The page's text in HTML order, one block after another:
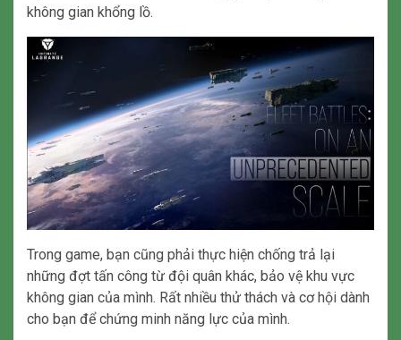
không gian khổng lồ.
Trong game, bạn cũng phải thực hiện chống trả lại
những đợt tấn công từ đội quân khác, bảo vệ khu vực
không gian của mình. Rất nhiều thử thách và cơ hội dành
cho bạn để chứng minh năng lực của mình.